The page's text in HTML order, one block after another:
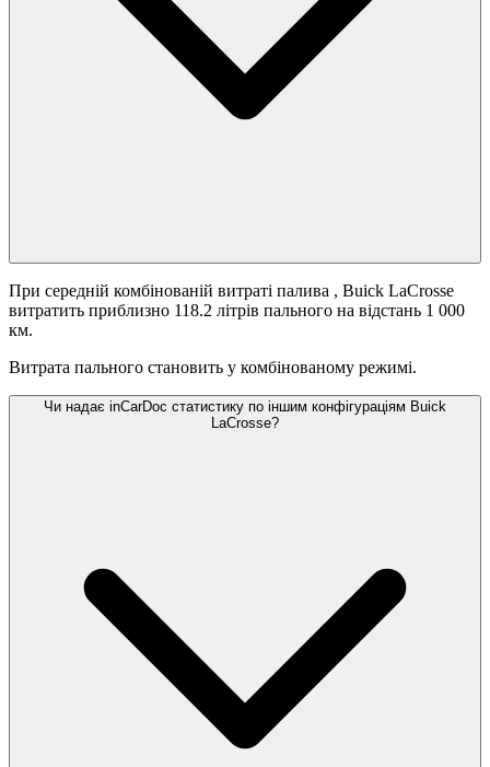
При середній комбінованій витраті палива , Buick LaCrosse
витратить приблизно 118.2 літрів пального на відстань 1 000
км.
Витрата пального становить у комбінованому режимі.
Чи надає inCarDoc статистику по іншим конфігураціям Buick
LaCrosse?